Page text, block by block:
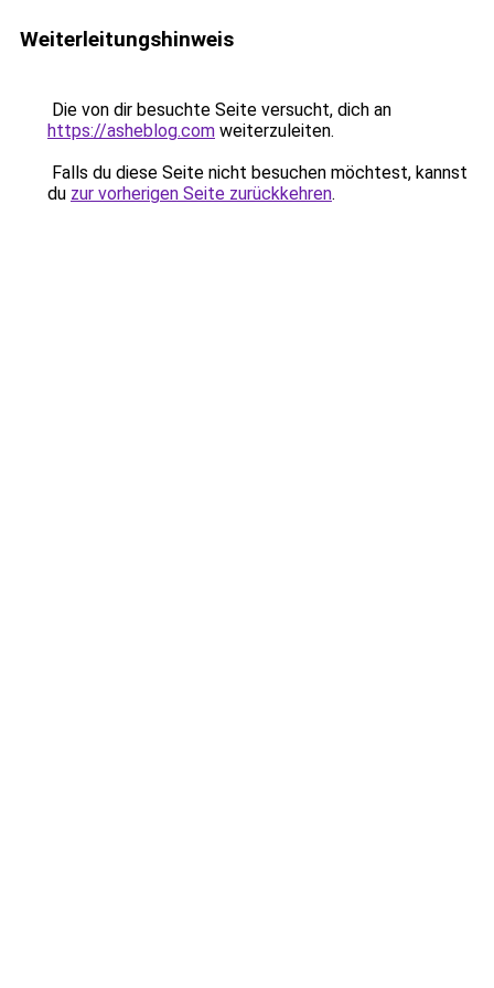
Weiterleitungshinweis
Die von dir besuchte Seite versucht, dich an
https://asheblog.com weiterzuleiten.
Falls du diese Seite nicht besuchen möchtest, kannst
du zur vorherigen Seite zurückkehren.